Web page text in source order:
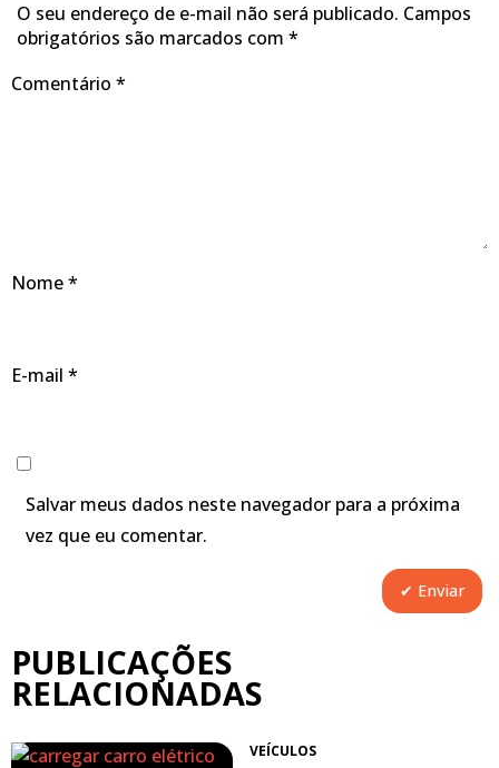
O seu endereço de e-mail não será publicado. Campos
obrigatórios são marcados com *
Comentário *
Nome*
E-mail *
Salvar meus dados neste navegador para a próxima
vez que eu comentar.
PUBLICAÇÕES
RELACIONADAS
VEÍCULOS